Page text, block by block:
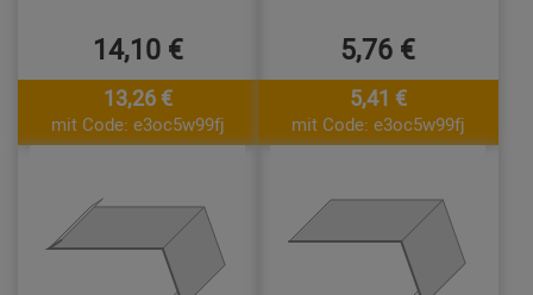
14,10 €
13,26 €
mit Code: e3oc5w99fj
5,76 €
5,41 €
mit Code: e3oc5w99fj